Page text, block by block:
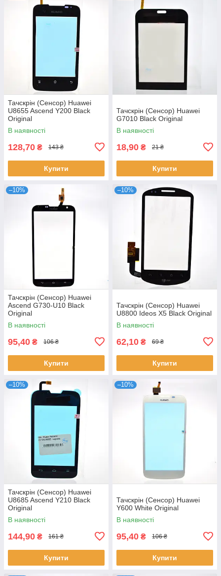
Тачскрін (Сенсор) Huawei
U8655 Ascend Y200 Black
Original
В наявності
128,70 ₴ 143 ₴
Купити
Тачскрін (Сенсор) Huawei
G7010 Black Original
В наявності
18,90 ₴ 21 ₴
Купити
–10%
Тачскрін (Сенсор) Huawei
Ascend G730-U10 Black
Original
В наявності
95,40 ₴ 106 ₴
Купити
–10%
Тачскрін (Сенсор) Huawei
U8800 Ideos X5 Black Original
В наявності
62,10 ₴ 69 ₴
Купити
–10%
Тачскрін (Сенсор) Huawei
U8685 Ascend Y210 Black
Original
В наявності
144,90 ₴ 161 ₴
Купити
–10%
Тачскрін (Сенсор) Huawei
Y600 White Original
В наявності
95,40 ₴ 106 ₴
Купити